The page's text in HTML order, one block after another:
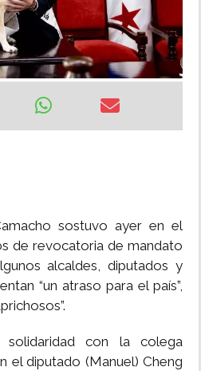
sostuvo ayer en el
de revocatoria de mandato
alcaldes, diputados y
“un atraso para el país”,
solidaridad con la colega
el diputado (Manuel) Cheng